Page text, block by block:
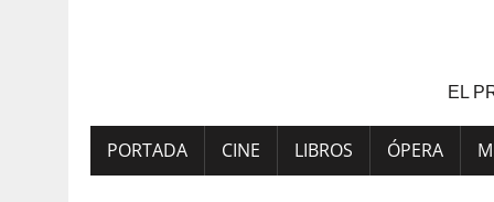
EL
PORTADA CINE LIBROS ÓPERA